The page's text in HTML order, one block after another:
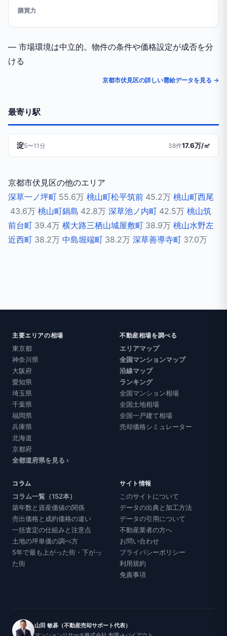
購買力
— 市場環境は中立的。物件の条件や価格設定が成否を分
ける
京都市伏見区の詳しい需給データを見る →
最寄り駅
淀5〜11分 38件17.6万/㎡
京都市伏見区の他のエリア
深草一ノ坪町 55.6万 桃山町松平筑前 45.2万 桃山町西尾
43.6万 桃山町鍋島 42.8万 深草池ノ内町 42.5万 桃山筑
前台町 39.4万 横大路三栖山城屋敷町 38.9万 桃山水野左
近西町 38.2万 中島堀端町 38.2万 深草善導寺町 37.0万
主要エリアの相場
東京都
神奈川県
大阪府
愛知県
埼玉県
千葉県
福岡県
兵庫県
北海道
京都府
全都道府県を見る ›
不動産相場を調べる
エリアマップ
全国マンションマップ
沿線マップ
ランキング
全国マンション相場
全国土地相場
全国一戸建て相場
売却価格シミュレーター
コラム
コラム一覧（152本）
築年数と資産価値の関係
売出価格と成約価格の違い
一括査定の仕組みと注意点
土地の坪単価の調べ方
5年で最も上がった街・下がっ
た街
サイト情報
このサイトについて
データの出典と加工方法
データの引用について
不動産業者の方へ
お問い合わせ
プライバシーポリシー
利用規約
免責事項
山田 敏碁（不動産売却サポート代表）